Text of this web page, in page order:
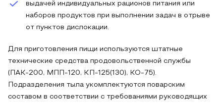
выдачей индивидуальных рационов питания или
наборов продуктов при выполнении задач в отрыве
от пунктов дислокации.
Для приготовления пищи используются штатные
технические средства продовольственной службы
(ПАК-200, МПП-120, КП-125(130), КО-75).
Подразделения тыла укомплектуются поварским
составом в соответствии с требованиями руководящих